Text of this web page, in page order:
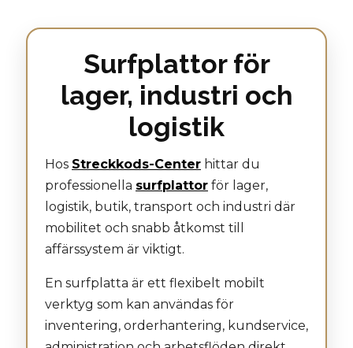
Surfplattor för
lager, industri och
logistik
Hos Streckkods-Center hittar du
professionella surfplattor för lager,
logistik, butik, transport och industri där
mobilitet och snabb åtkomst till
affärssystem är viktigt.
En surfplatta är ett flexibelt mobilt
verktyg som kan användas för
inventering, orderhantering, kundservice,